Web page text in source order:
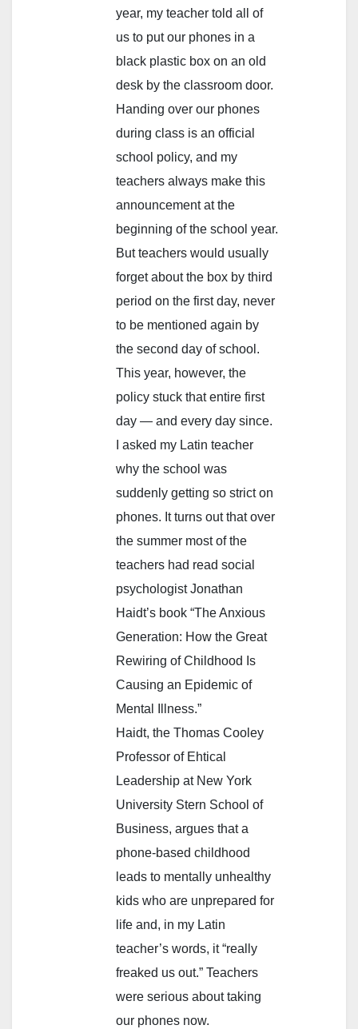
year, my teacher told all of
us to put our phones in a
black plastic box on an old
desk by the classroom door.
Handing over our phones
during class is an official
school policy, and my
teachers always make this
announcement at the
beginning of the school year.
But teachers would usually
forget about the box by third
period on the first day, never
to be mentioned again by
the second day of school.
This year, however, the
policy stuck that entire first
day — and every day since.
I asked my Latin teacher
why the school was
suddenly getting so strict on
phones. It turns out that over
the summer most of the
teachers had read social
psychologist Jonathan
Haidt’s book “The Anxious
Generation: How the Great
Rewiring of Childhood Is
Causing an Epidemic of
Mental Illness.”
Haidt, the Thomas Cooley
Professor of Ehtical
Leadership at New York
University Stern School of
Business, argues that a
phone-based childhood
leads to mentally unhealthy
kids who are unprepared for
life and, in my Latin
teacher’s words, it “really
freaked us out.” Teachers
were serious about taking
our phones now.